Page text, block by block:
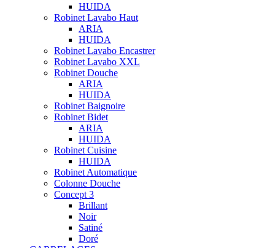
HUIDA
Robinet Lavabo Haut
ARIA
HUIDA
Robinet Lavabo Encastrer
Robinet Lavabo XXL
Robinet Douche
ARIA
HUIDA
Robinet Baignoire
Robinet Bidet
ARIA
HUIDA
Robinet Cuisine
HUIDA
Robinet Automatique
Colonne Douche
Concept 3
Brillant
Noir
Satiné
Doré